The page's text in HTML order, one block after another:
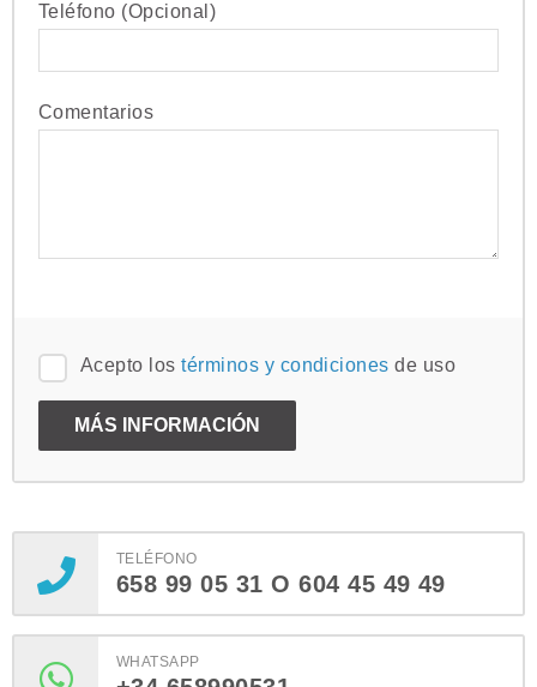
Teléfono (Opcional)
Comentarios
Acepto lostérminos y condiciones de uso
TELÉFONO
658 99 05 31 O 604 45 49 49
WHATSAPP